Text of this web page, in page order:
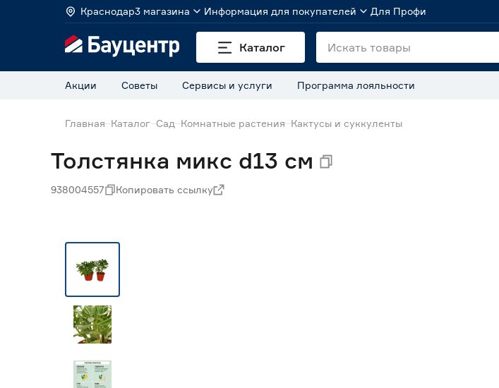
Краснодар3 магазина Информация для покупателей Для Профи
Каталог
Акции Советы Сервисы и услуги Программа лояльности
Главная Каталог Сад Комнатные растения Кактусы и суккуленты
Толстянка микс d13 см
938004557 Копировать ссылку